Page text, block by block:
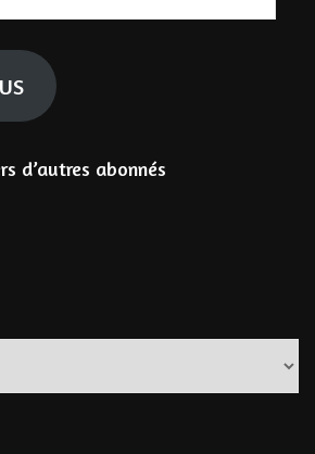
d’autres abonnés